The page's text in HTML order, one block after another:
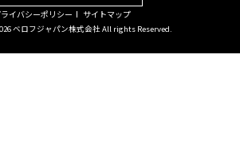
イバシーポリシー サイトマップ
ベロフジャパン株式会社 All rights Reserved.